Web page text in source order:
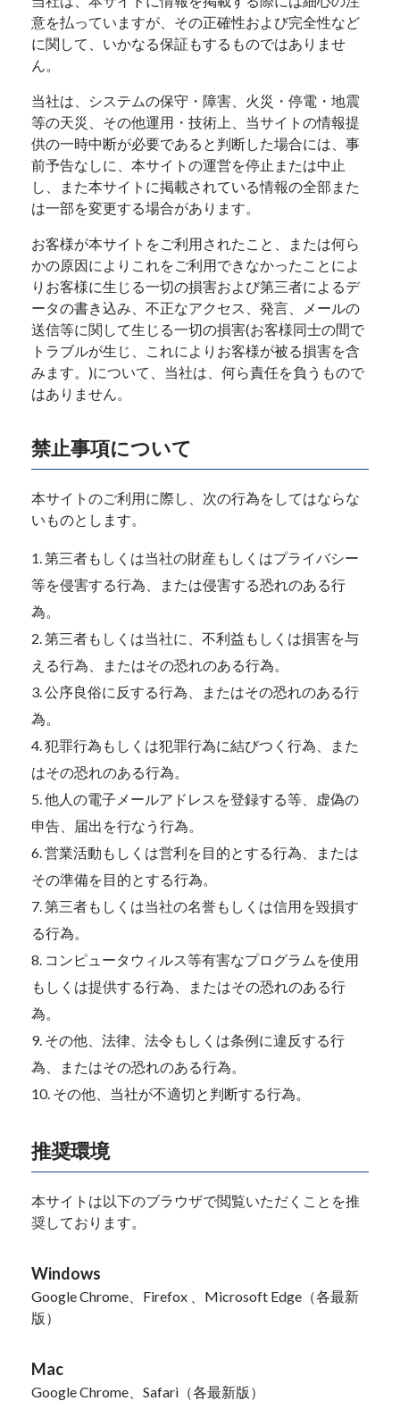
意を払っていますが、その正確性および完全性など
に関して、いかなる保証もするものではありませ
ん。
当社は、システムの保守・障害、火災・停電・地震
等の天災、その他運用・技術上、当サイトの情報提
供の一時中断が必要であると判断した場合には、事
前予告なしに、本サイトの運営を停止または中止
し、また本サイトに掲載されている情報の全部また
は一部を変更する場合があります。
お客様が本サイトをご利用されたこと、または何ら
かの原因によりこれをご利用できなかったことによ
りお客様に生じる一切の損害および第三者によるデ
ータの書き込み、不正なアクセス、発言、メールの
送信等に関して生じる一切の損害(お客様同士の間で
トラブルが生じ、これによりお客様が被る損害を含
みます。)について、当社は、何ら責任を負うもので
はありません。
禁止事項について
本サイトのご利用に際し、次の行為をしてはならな
いものとします。
第三者もしくは当社の財産もしくはプライバシー
等を侵害する行為、または侵害する恐れのある行
為。
第三者もしくは当社に、不利益もしくは損害を与
える行為、またはその恐れのある行為。
公序良俗に反する行為、またはその恐れのある行
為。
犯罪行為もしくは犯罪行為に結びつく行為、また
はその恐れのある行為。
他人の電子メールアドレスを登録する等、虚偽の
申告、届出を行なう行為。
営業活動もしくは営利を目的とする行為、または
その準備を目的とする行為。
第三者もしくは当社の名誉もしくは信用を毀損す
る行為。
コンピュータウィルス等有害なプログラムを使用
もしくは提供する行為、またはその恐れのある行
為。
その他、法律、法令もしくは条例に違反する行
為、またはその恐れのある行為。
その他、当社が不適切と判断する行為。
推奨環境
本サイトは以下のブラウザで閲覧いただくことを推
奨しております。
Windows
Google Chrome、Firefox 、Microsoft Edge（各最新
版）
Mac
Google Chrome、Safari（各最新版）